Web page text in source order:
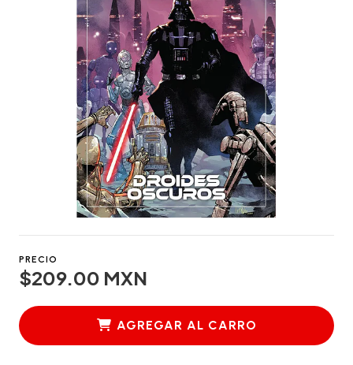
PRECIO
$209.00 MXN
AGREGAR AL CARRO